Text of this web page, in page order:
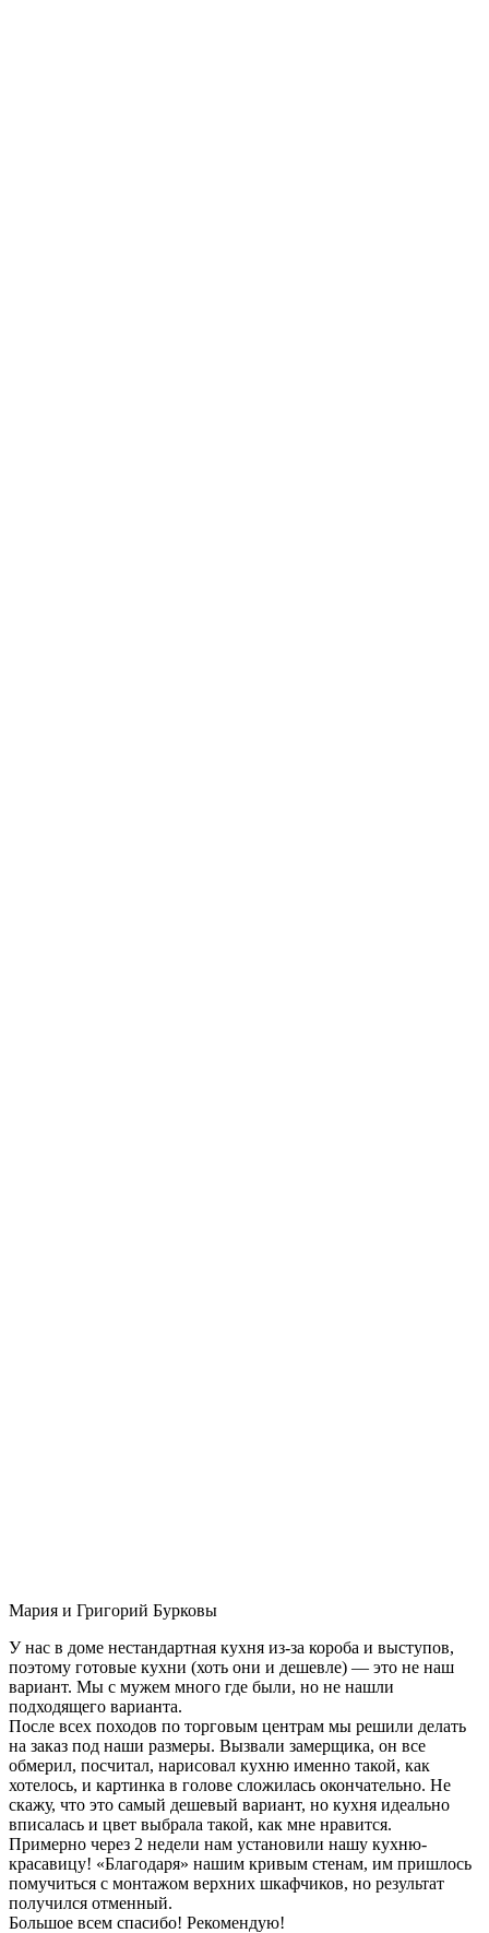
Мария и Григорий Бурковы
У нас в доме нестандартная кухня из-за короба и выступов,
поэтому готовые кухни (хоть они и дешевле) — это не наш
вариант. Мы с мужем много где были, но не нашли
подходящего варианта.
После всех походов по торговым центрам мы решили делать
на заказ под наши размеры. Вызвали замерщика, он все
обмерил, посчитал, нарисовал кухню именно такой, как
хотелось, и картинка в голове сложилась окончательно. Не
скажу, что это самый дешевый вариант, но кухня идеально
вписалась и цвет выбрала такой, как мне нравится.
Примерно через 2 недели нам установили нашу кухню-
красавицу! «Благодаря» нашим кривым стенам, им пришлось
помучиться с монтажом верхних шкафчиков, но результат
получился отменный.
Большое всем спасибо! Рекомендую!